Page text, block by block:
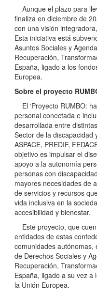
Aunque el plazo para
finaliza en diciembre de
con una visión
Esta iniciativa está
Asuntos Sociales y
Recuperación,
España, ligado a los
Europea.
Sobre el proyecto
El ‘Proyecto RUMBO:
personal conectada e
desarrollada entre
Sector de la discapacidad
ASPACE, PREDIF,
objetivo es impulsar el
apoyo a la autonomía
personas con
mayores necesidades de
de servicios y recursos
vida inclusiva en la
accesibilidad y bienestar.
Este proyecto, que
entidades de estas
comunidades autónomas,
de Derechos Sociales y
Recuperación,
España, ligado a su vez a
la Unión Europea.